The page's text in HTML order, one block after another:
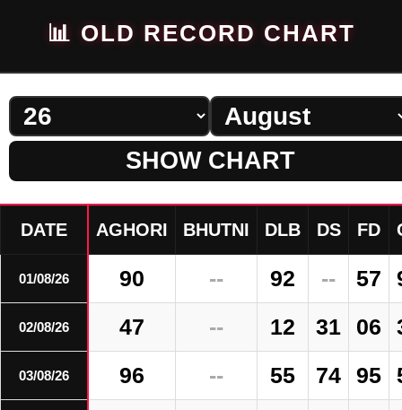
📊 OLD RECORD CHART
SHOW CHART
DATE AGHORI BHUTNI DLB DS FD
01/08/26 90 -- 92 -- 57
02/08/26 47 -- 12 31 06
03/08/26 96 -- 55 74 95